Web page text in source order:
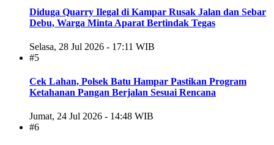
Diduga Quarry Ilegal di Kampar Rusak Jalan dan Sebar
Debu, Warga Minta Aparat Bertindak Tegas
Selasa, 28 Jul 2026 - 17:11 WIB
#5
Cek Lahan, Polsek Batu Hampar Pastikan Program
Ketahanan Pangan Berjalan Sesuai Rencana
Jumat, 24 Jul 2026 - 14:48 WIB
#6